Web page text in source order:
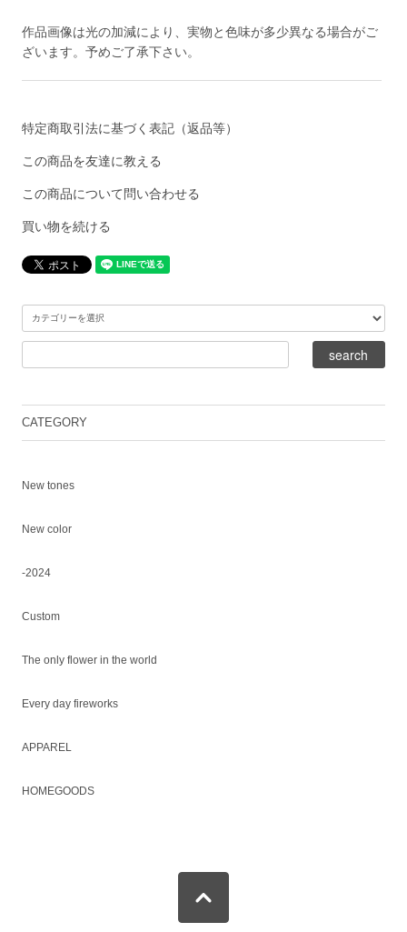
作品画像は光の加減により、実物と色味が多少異なる場合がご
ざいます。予めご了承下さい。
特定商取引法に基づく表記（返品等）
この商品を友達に教える
この商品について問い合わせる
買い物を続ける
CATEGORY
New tones
New color
-2024
Custom
The only flower in the world
Every day fireworks
APPAREL
HOMEGOODS